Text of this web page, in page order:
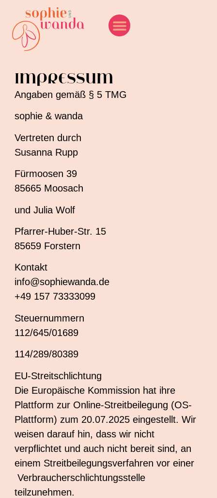
IMPRESSUM
Angaben gemäß § 5 TMG
sophie & wanda
Vertreten durch
Susanna Rupp
Fürmoosen 39
85665 Moosach
und Julia Wolf
Pfarrer-Huber-Str. 15
85659 Forstern
Kontakt
info@sophiewanda.de
+49 157 73333099
Steuernummern
112/645/01689
114/289/80389
EU-Streitschlichtung
Die Europäische Kommission hat ihre
Plattform zur Online-Streitbeilegung (OS-
Plattform) zum 20.07.2025 eingestellt. Wir
weisen darauf hin, dass wir nicht
verpflichtet und auch nicht bereit sind, an
einem Streitbeilegungsverfahren vor einer
Verbraucherschlichtungsstelle
teilzunehmen.